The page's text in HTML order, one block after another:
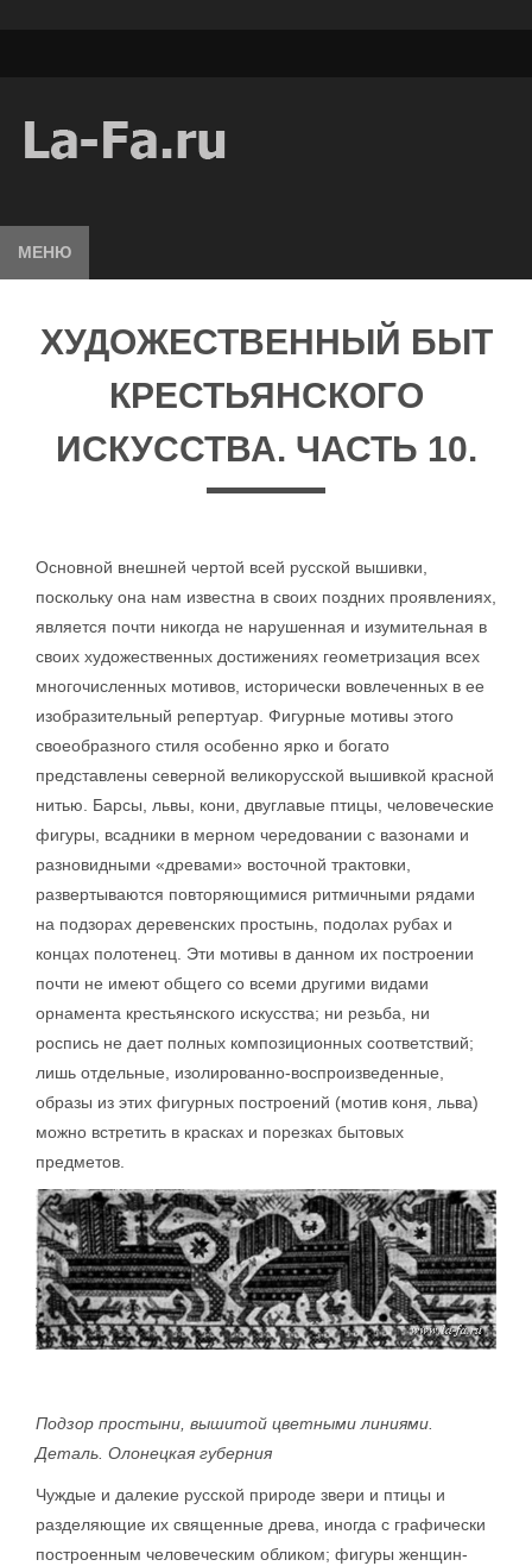
МЕНЮ
ХУДОЖЕСТВЕННЫЙ БЫТ
КРЕСТЬЯНСКОГО
ИСКУССТВА. ЧАСТЬ 10.
Основной внешней чертой всей русской вышивки,
поскольку она нам известна в своих поздних проявлениях,
является почти никогда не нарушенная и изумительная в
своих художественных достижениях геометризация всех
многочисленных мотивов, исторически вовлеченных в ее
изобразительный репертуар. Фигурные мотивы этого
своеобразного стиля особенно ярко и богато
представлены северной великорусской вышивкой красной
нитью. Барсы, львы, кони, двуглавые птицы, человеческие
фигуры, всадники в мерном чередовании с вазонами и
разновидными «древами» восточной трактовки,
развертываются повторяющимися ритмичными рядами
на подзорах деревенских простынь, подолах рубах и
концах полотенец. Эти мотивы в данном их построении
почти не имеют общего со всеми другими видами
орнамента крестьянского искусства; ни резьба, ни
роспись не дает полных композиционных соответствий;
лишь отдельные, изолированно-воспроизведенные,
образы из этих фигурных построений (мотив коня, льва)
можно встретить в красках и порезках бытовых
предметов.
Подзор простыни, вышитой цветными линиями.
Деталь. Олонецкая губерния
Чуждые и далекие русской природе звери и птицы и
разделяющие их священные древа, иногда с графически
построенным человеческим обликом; фигуры женщин-